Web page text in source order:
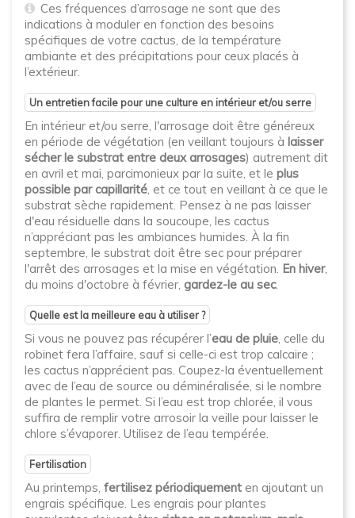
Ces fréquences d’arrosage ne sont que des
indications à moduler en fonction des besoins
spécifiques de votre cactus, de la température
ambiante et des précipitations pour ceux placés à
l’extérieur.
Un entretien facile pour une culture en intérieur et/ou serre
En intérieur et/ou serre, l'arrosage doit être généreux
en période de végétation (en veillant toujours à laisser
sécher le substrat entre deux arrosages) autrement dit
en avril et mai, parcimonieux par la suite, et le plus
possible par capillarité, et ce tout en veillant à ce que le
substrat sèche rapidement. Pensez à ne pas laisser
d'eau résiduelle dans la soucoupe, les cactus
n’appréciant pas les ambiances humides. À la fin
septembre, le substrat doit être sec pour préparer
l'arrêt des arrosages et la mise en végétation. En hiver,
du moins d'octobre à février, gardez-le au sec.
Quelle est la meilleure eau à utiliser ?
Si vous ne pouvez pas récupérer l’eau de pluie, celle du
robinet fera l’affaire, sauf si celle-ci est trop calcaire ;
les cactus n’apprécient pas. Coupez-la éventuellement
avec de l’eau de source ou déminéralisée, si le nombre
de plantes le permet. Si l’eau est trop chlorée, il vous
suffira de remplir votre arrosoir la veille pour laisser le
chlore s’évaporer. Utilisez de l’eau tempérée.
Fertilisation
Au printemps, fertilisez périodiquement en ajoutant un
engrais spécifique. Les engrais pour plantes